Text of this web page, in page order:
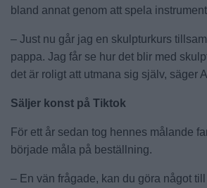
bland annat genom att spela
– Just nu går jag en skulpturkurs
pappa. Jag får se hur det blir med
det är roligt att utmana sig själv, säger
Säljer konst på Tiktok
För ett år sedan tog hennes målande
började måla på beställning.
– En vän frågade, kan du göra något